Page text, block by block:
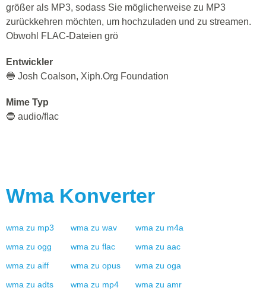
größer als MP3, sodass Sie möglicherweise zu MP3
zurückkehren möchten, um hochzuladen und zu streamen.
Obwohl FLAC-Dateien grö
Entwickler
🔵 Josh Coalson, Xiph.Org Foundation
Mime Typ
🔵 audio/flac
Wma Konverter
wma zu mp3 wma zu wav wma zu m4a
wma zu ogg wma zu flac wma zu aac
wma zu aiff wma zu opus wma zu oga
wma zu adts wma zu mp4 wma zu amr